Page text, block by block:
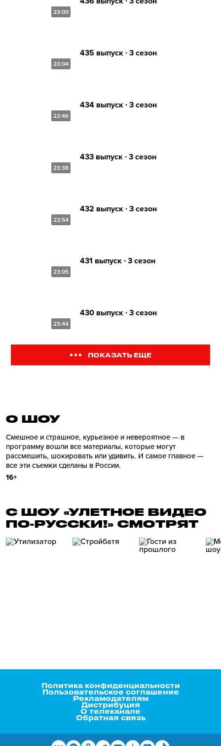
23:00
23:04
435 выпуск ∙ 3 сезон
22:46
434 выпуск ∙ 3 сезон
23:38
433 выпуск ∙ 3 сезон
22:54
432 выпуск ∙ 3 сезон
23:05
431 выпуск ∙ 3 сезон
23:44
430 выпуск ∙ 3 сезон
ПОКАЗАТЬ ЕЩЕ
О ШОУ
Смешное и страшное, курьезное и невероятное — в
программу вошли все материалы, которые могут
рассмешить, шокировать или удивить. И самое главное —
все эти съемки сделаны в России.
16+
С ШОУ «УЛЕТНОЕ ВИДЕО
ПО-РУССКИ!» СМОТРЯТ
Политика конфиденциальности
Пользовательское соглашение
Рекламодателям
Дистрибуция
О телеканале
Обратная связь